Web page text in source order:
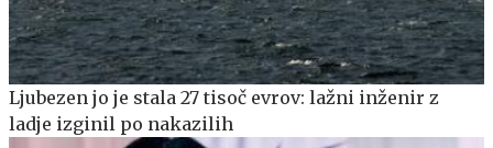
Ljubezen jo je stala 27 tisoč evrov: lažni inženir z
ladje izginil po nakazilih